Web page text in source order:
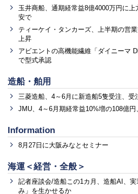
玉井商船、通期経常益8億4000万円に
安で
ティーケイ・タンカーズ、上半期の営
上昇
アビエントの高機能繊維「ダイニーマ
で型式承認
造船・舶用
三菱造船、4～6月に新造船5隻受注、受
JMU、4～6月期経常益10%増の108億
Information
8月27日に大阪みなとセミナー
海運＜経営・全般＞
記者座談会/造船この1カ月、造船AI、
み」を生かせるか